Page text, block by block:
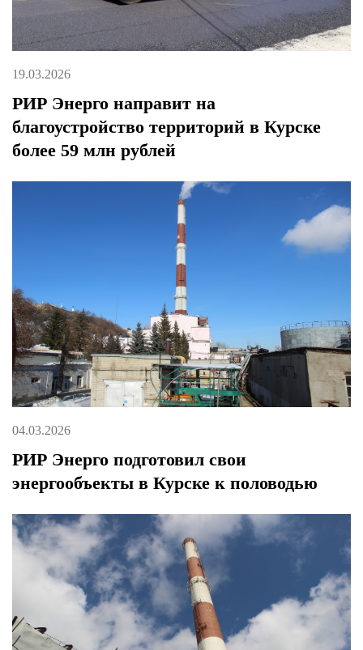
19.03.2026
РИР Энерго направит на
благоустройство территорий в Курске
более 59 млн рублей
04.03.2026
РИР Энерго подготовил свои
энергообъекты в Курске к половодью